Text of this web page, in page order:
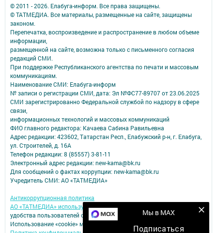
Мы в MAX
Подписаться
© 2011 - 2026. Елабуга-информ. Все права защищены.
© ТАТМЕДИА. Все материалы, размещенные на сайте, защищены
законом.
Перепечатка, воспроизведение и распространение в любом объеме
информации,
размещенной на сайте, возможна только с письменного согласия
редакций СМИ.
При поддержке Республиканского агентства по печати и массовым
коммуникациям.
Наименование СМИ: Елабуга-информ
№ записи о регистрации СМИ, дата: Эл №ФС77-89707 от 23.06.2025
СМИ зарегистрированно Федеральной службой по надзору в сфере
связи,
информационных технологий и массовых коммуникаций
ФИО главного редактора: Качаева Сабина Равильевна
Адрес редакции: 423602, Татарстан Респ., Елабужский р-н, г. Елабуга,
ул. Строителей, д. 16А
Телефон редакции: 8 (85557) 3-81-11
Электронный адрес редакции: new-kama@bk.ru
Для сообщений о фактах коррупции: new-kama@bk.ru
Учредитель СМИ: АО «ТАТМЕДИА»
Антикоррупционная политика
АО «ТАТМЕДИА» использует «cookie»для персонализации сервисов и
удобства пользователей сайтом.
Использование «cookie» можно отменить в настройках браузера.